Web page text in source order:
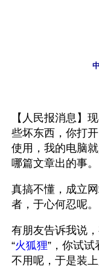
【人民报消息】
些坏东西，你打
使用，我的电脑
哪篇文章出的事。
真搞不懂，成立
者，于心何忍呢。
有朋友告诉我说
“火狐狸”，你试
不用呢，于是装